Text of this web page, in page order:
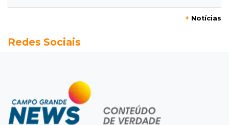
Veja as dezenas de hoje na Mega-Sena, Quina,
Balcão de empregos
Semana termina com 913 vagas de trabalho
abertas em 114 funções
+ Notícias
Redes Sociais